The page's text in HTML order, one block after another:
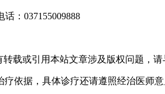
话：037155009888
转载或引用本站文章涉及版权问题，
依据，具体诊疗还请遵照经治医师